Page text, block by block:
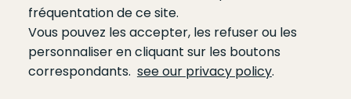
fréquentation de ce site.
Vous pouvez les accepter, les refuser ou les
personnaliser en cliquant sur les boutons
correspondants. see our privacy policy.